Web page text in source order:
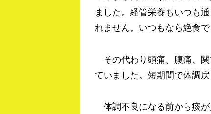
ました。経管栄養もいつも
れません。いつもなら絶食
その代わり頭痛、腹痛、
ていました。短期間で体調戻
体調不良になる前から痰が